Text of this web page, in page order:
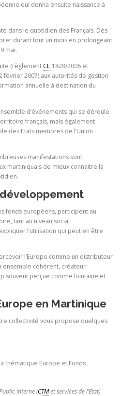
qui donna ensuite naissance à
dans le quotidien des Français. Dès
durant tout un mois en prolongeant
mai.
(règlement CE 1828/2006 et
février 2007) aux autorités de gestion
annuelle à destination du
d’événements qui se déroule
français, mais également
des Etats membres de l’Union
manifestations sont
martiniquais de mieux connaitre la
développement
fonds européens, participent au
tant au niveau social
l’utilisation qui peut en être
l’Europe comme un distributeur
ensemble cohérent, créateur
souvent perçue comme lointaine et
en Martinique
collectivité vous propose quelques
thématique Europe et Fonds
interne (CTMet services de l’Etat)